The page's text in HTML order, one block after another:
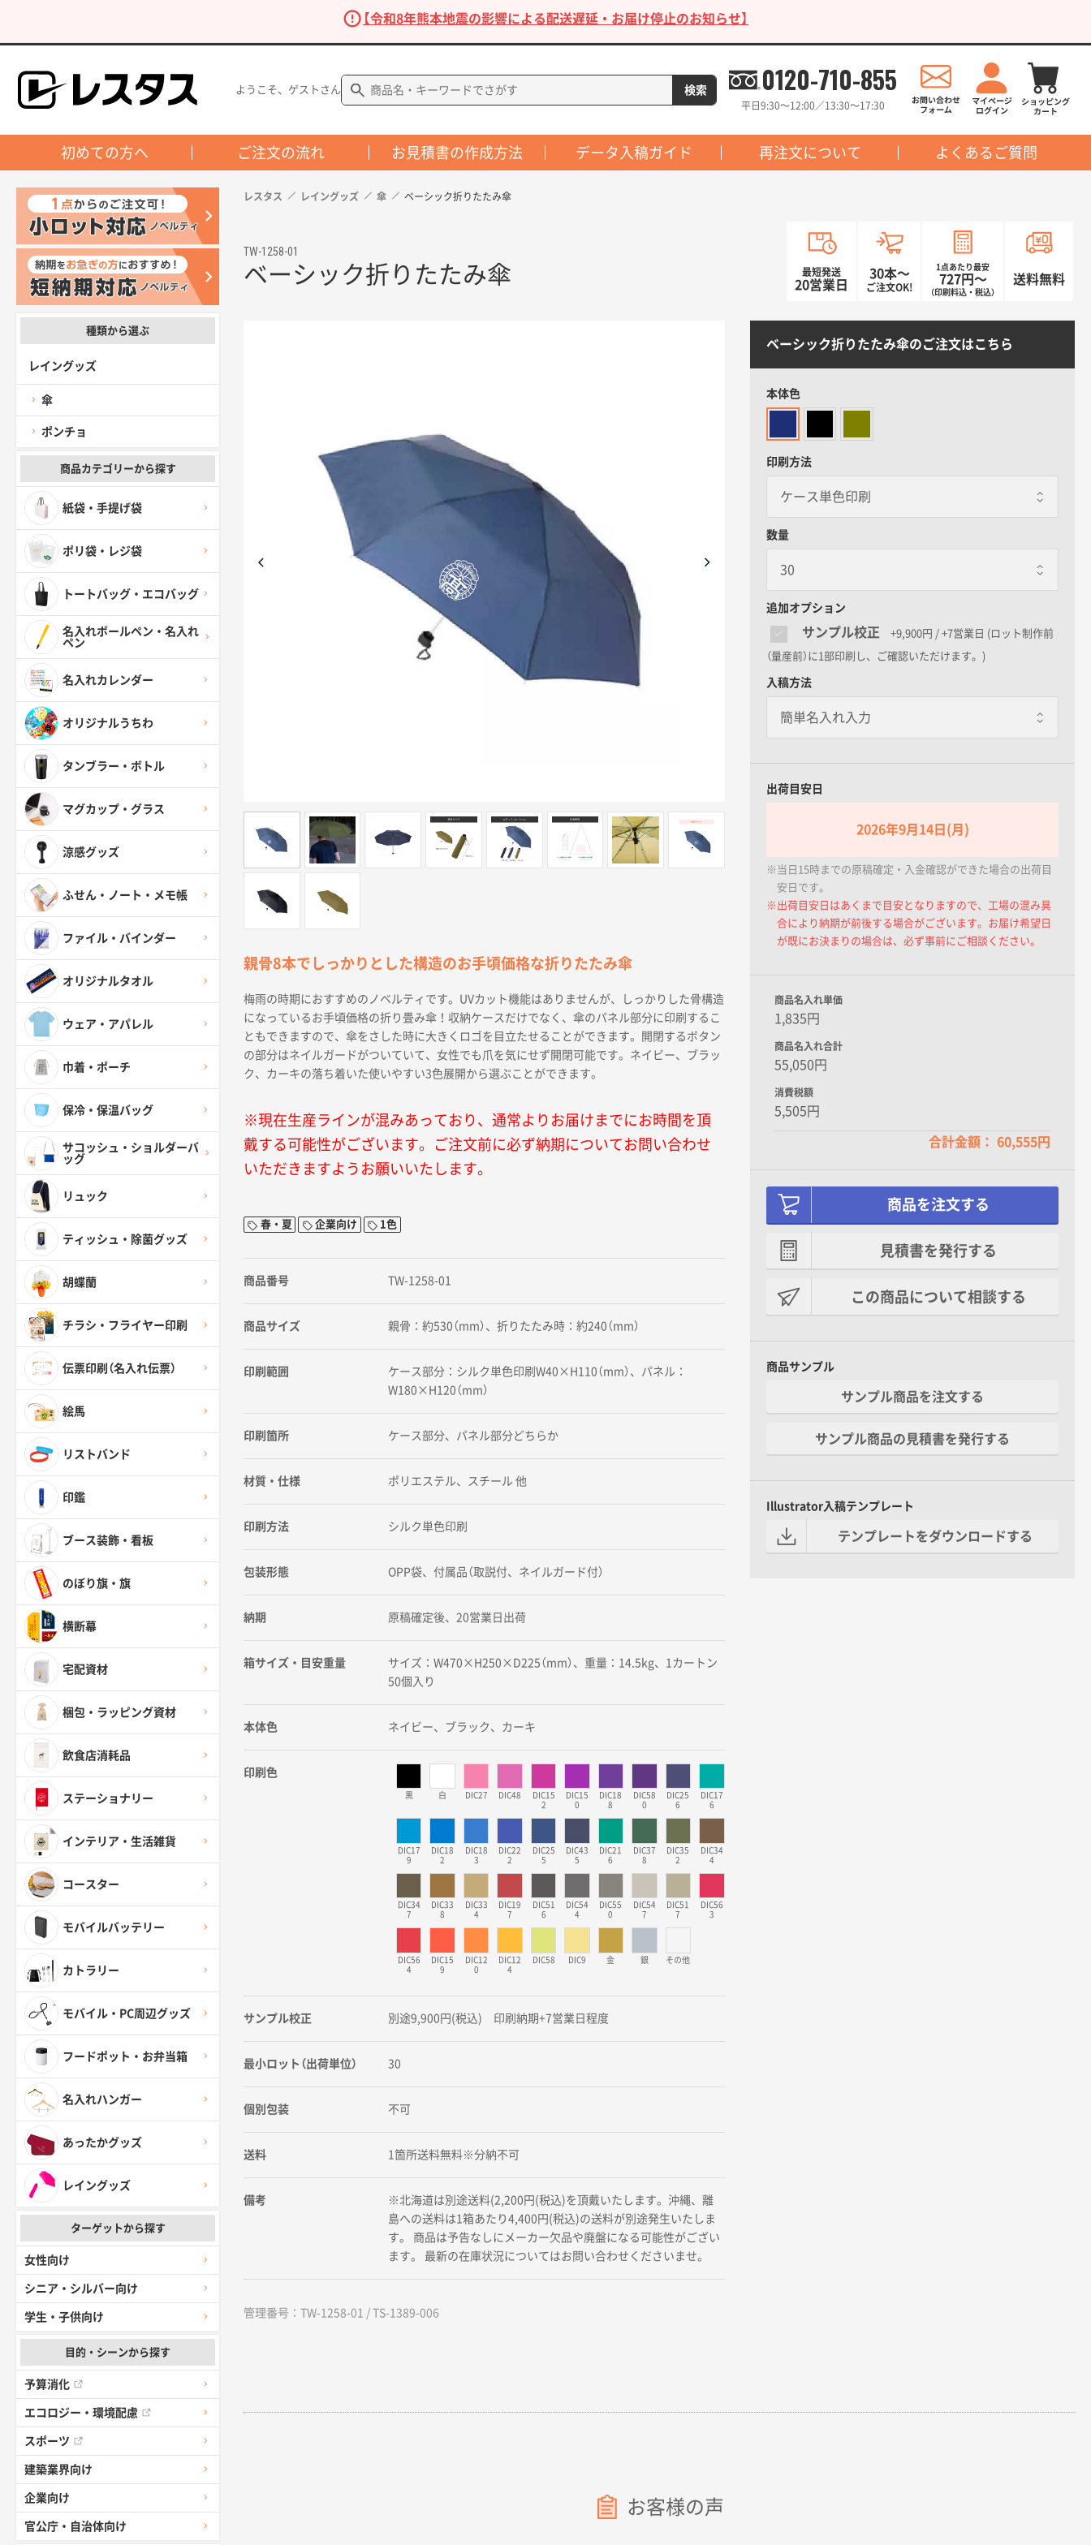
【令和8年熊本地震の影響による配送遅延・お届け停止のお知らせ】
ようこそ、ゲストさん 0120-710-855
平日9:30〜12:00／13:30〜17:30
初めての方へ ご注文の流れ お見積書の作成方法 データ入稿ガイド 再注文について よくあるご質問
種類から選ぶ
レイングッズ
傘
ポンチョ
商品カテゴリーから探す
紙袋・手提げ袋
ポリ袋・レジ袋
トートバッグ・エコバッグ
名入れボールペン・名入れ
ペン
名入れカレンダー
オリジナルうちわ
タンブラー・ボトル
マグカップ・グラス
涼感グッズ
ふせん・ノート・メモ帳
ファイル・バインダー
オリジナルタオル
ウェア・アパレル
巾着・ポーチ
保冷・保温バッグ
サコッシュ・ショルダーバ
ッグ
リュック
ティッシュ・除菌グッズ
胡蝶蘭
チラシ・フライヤー印刷
伝票印刷（名入れ伝票）
絵馬
リストバンド
印鑑
ブース装飾・看板
のぼり旗・旗
横断幕
宅配資材
梱包・ラッピング資材
飲食店消耗品
ステーショナリー
インテリア・生活雑貨
コースター
モバイルバッテリー
カトラリー
モバイル・PC周辺グッズ
フードポット・お弁当箱
名入れハンガー
あったかグッズ
レイングッズ
ターゲットから探す
女性向け
シニア・シルバー向け
学生・子供向け
目的・シーンから探す
予算消化
エコロジー・環境配慮
スポーツ
建築業界向け
企業向け
官公庁・自治体向け
レスタス レイングッズ 傘 ベーシック折りたたみ傘
TW-1258-01
ベーシック折りたたみ傘 最短発送
20営業日
30本〜
ご注文OK!
1点あたり最安
727円〜
（印刷料込・税込）
送料無料
ベーシック折りたたみ傘のご注文はこちら
本体色
印刷方法
数量
追加オプション
サンプル校正 +9,900円 / +7営業日 (ロット制作前
（量産前）に1部印刷し、ご確認いただけます。)
入稿方法
出荷目安日
2026年9月14日(月)
※当日15時までの原稿確定・入金確認ができた場合の出荷目
安日です。
※出荷目安日はあくまで目安となりますので、工場の混み具
合により納期が前後する場合がございます。お届け希望日
が既にお決まりの場合は、必ず事前にご相談ください。
商品名入れ単価
1,835円
商品名入れ合計
55,050円
消費税額
5,505円
合計金額： 60,555円
商品を注文する
見積書を発行する
この商品について相談する
商品サンプル
サンプル商品を注文する
サンプル商品の見積書を発行する
Illustrator入稿テンプレート
テンプレートをダウンロードする
親骨8本でしっかりとした構造のお手頃価格な折りたたみ傘
梅雨の時期におすすめのノベルティです。UVカット機能はありませんが、しっかりした骨構造
になっているお手頃価格の折り畳み傘！収納ケースだけでなく、傘のパネル部分に印刷するこ
ともできますので、傘をさした時に大きくロゴを目立たせることができます。開閉するボタン
の部分はネイルガードがついていて、女性でも爪を気にせず開閉可能です。ネイビー、ブラッ
ク、カーキの落ち着いた使いやすい3色展開から選ぶことができます。
※現在生産ラインが混みあっており、通常よりお届けまでにお時間を頂
戴する可能性がございます。ご注文前に必ず納期についてお問い合わせ
いただきますようお願いいたします。
春・夏 企業向け 1色
商品番号 TW-1258-01
商品サイズ 親骨：約530（mm）、折りたたみ時：約240（mm）
印刷範囲
ケース部分：シルク単色印刷W40×H110（mm）、パネル：
W180×H120（mm）
印刷箇所 ケース部分、パネル部分どちらか
材質・仕様 ポリエステル、スチール 他
印刷方法 シルク単色印刷
包装形態 OPP袋、付属品（取説付、ネイルガード付）
納期 原稿確定後、20営業日出荷
箱サイズ・目安重量
サイズ：W470×H250×D225（mm）、重量：14.5kg、1カートン
50個入り
本体色 ネイビー、ブラック、カーキ
印刷色
黒 白 DIC27 DIC48
DIC15
2
DIC15
0
DIC18
8
DIC58
0
DIC25
6
DIC17
6
DIC17
9
DIC18
2
DIC18
3
DIC22
2
DIC25
5
DIC43
5
DIC21
6
DIC37
8
DIC35
2
DIC34
4
DIC34
7
DIC33
8
DIC33
4
DIC19
7
DIC51
6
DIC54
4
DIC55
0
DIC54
7
DIC51
7
DIC56
3
DIC56
4
DIC15
9
DIC12
0
DIC12
4
DIC58 DIC9 金 銀 その他
サンプル校正 別途9,900円(税込) 印刷納期+7営業日程度
最小ロット（出荷単位） 30
個別包装 不可
送料 1箇所送料無料※分納不可
備考
※北海道は別途送料(2,200円(税込)を頂戴いたします。沖縄、離
島への送料は1箱あたり4,400円(税込)の送料が別途発生いたしま
す。 商品は予告なしにメーカー欠品や廃盤になる可能性がござい
ます。 最新の在庫状況についてはお問い合わせくださいませ。
管理番号：TW-1258-01 / TS-1389-006
お客様の声